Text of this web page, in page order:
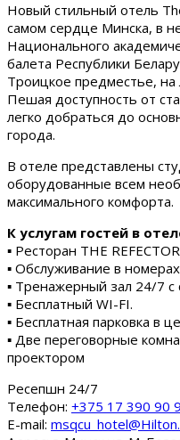
Новый стильный отель
самом сердце Минска, в
Национального
балета Республики
Троицкое предместье, на
Пешая доступность от
легко добраться до
города.
В отеле представлены
оборудованные всем
максимального комфорта.
К услугам гостей в
▪ Ресторан THE
▪ Обслуживание в
▪ Тренажерный зал 24/7
▪ Бесплатный WI-FI.
▪ Бесплатная парковка в
▪ Две переговорные
проектором
Ресепшн 24/7
Tелефон: +375 17 390 90
E-mail: